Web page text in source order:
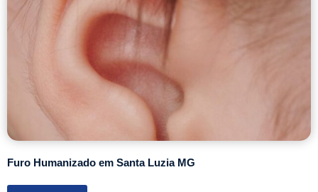
Furo Humanizado em Santa Luzia MG